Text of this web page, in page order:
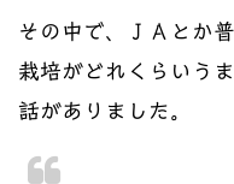
その中で、ＪＡとか
栽培がどれくらいう
話がありました。